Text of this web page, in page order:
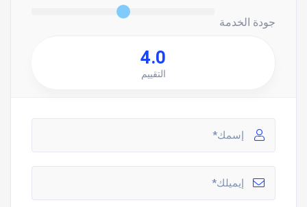
جودة الخدمة
4.0
التقييم